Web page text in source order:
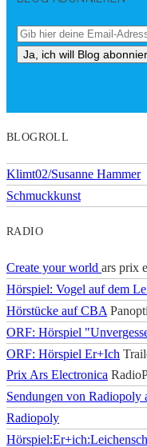
BLOGROLL
Klimt02/Susanne Hammer
Schmuckkunst
RADIO
Create your world ars prix
Hörspiel: Vogel auf dem
Hörstücke auf CBA
ORF: Hörspiel
ORF: Hörspiel Er+Ich
Prix Ars Electronica
Sendungen von Radiopoly
Radiopoly